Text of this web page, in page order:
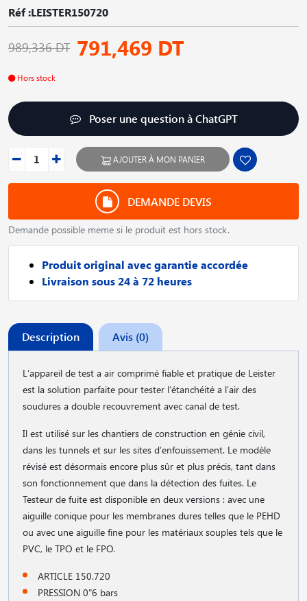
Réf :LEISTER150720
989,336 DT 791,469 DT
Hors stock
Poser une question à ChatGPT
AJOUTER À MON PANIER
DEMANDE DEVIS
Demande possible meme si le produit est hors stock.
Produit original avec garantie accordée
Livraison sous 24 à 72 heures
Description Avis (0)
L′appareil de test a air comprimé fiable et pratique de Leister
est la solution parfaite pour tester l′étanchéité a l′air des
soudures a double recouvrement avec canal de test.
Il est utilisé sur les chantiers de construction en génie civil,
dans les tunnels et sur les sites d′enfouissement. Le modèle
révisé est désormais encore plus sûr et plus précis, tant dans
son fonctionnement que dans la détection des fuites. Le
Testeur de fuite est disponible en deux versions : avec une
aiguille conique pour les membranes dures telles que le PEHD
ou avec une aiguille fine pour les matériaux souples tels que le
PVC, le TPO et le FPO.
ARTICLE 150.720
PRESSION 0"6 bars